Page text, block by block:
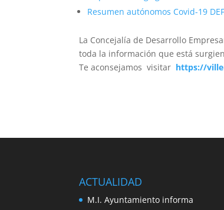
Resumen autónomos Covid-19 DEF
La Concejalía de Desarrollo
toda la información que está
Te aconsejamos visitar https://
ACTUALIDAD
M.I. Ayuntamiento informa